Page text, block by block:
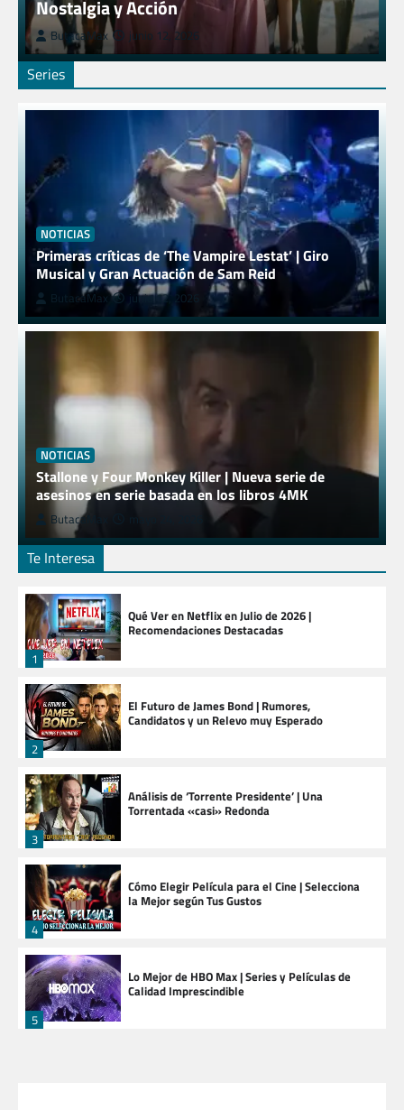
Series
NOTICIAS
Primeras críticas de ‘The Vampire Lestat’ | Giro
Musical y Gran Actuación de Sam Reid
ButacaMax junio 12, 2026
NOTICIAS
Stallone y Four Monkey Killer | Nueva serie de
asesinos en serie basada en los libros 4MK
ButacaMax
Nostalgia y Acción
ButacaMax junio 12, 2026
Te Interesa
1
Qué Ver en Netflix en Julio de 2026 |
Recomendaciones Destacadas
2
El Futuro de James Bond | Rumores,
Candidatos y un Relevo muy Esperado
3
Análisis de ‘Torrente Presidente’ | Una
Torrentada «casi» Redonda
4
Cómo Elegir Película para el Cine | Selecciona
la Mejor según Tus Gustos
5
Lo Mejor de HBO Max | Series y Películas de
Calidad Imprescindible